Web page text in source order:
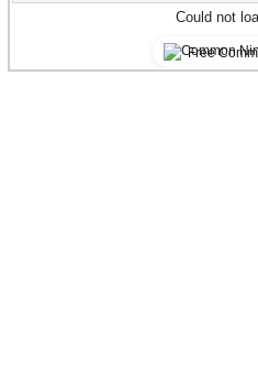
Could not
Free